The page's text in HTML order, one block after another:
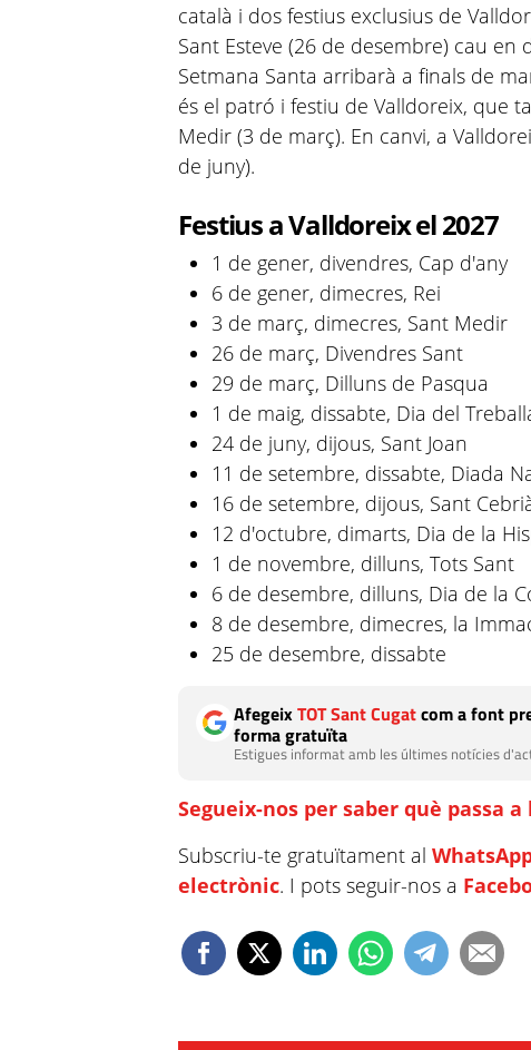
català i dos festius exclusius de
Sant Esteve (26 de desembre) cau en
Setmana Santa arribarà a finals de
és el patró i festiu de Valldoreix, que
Medir (3 de març). En canvi, a
de juny).
Festius a Valldoreix el 2027
1 de gener, divendres, Cap d'any
6 de gener, dimecres, Rei
3 de març, dimecres, Sant Medir
26 de març, Divendres Sant
29 de març, Dilluns de Pasqua
1 de maig, dissabte, Dia del
24 de juny, dijous, Sant Joan
11 de setembre, dissabte, Diada
16 de setembre, dijous, Sant
12 d'octubre, dimarts, Dia de la
1 de novembre, dilluns, Tots Sant
6 de desembre, dilluns, Dia de la
8 de desembre, dimecres, la
25 de desembre, dissabte
AfegeixTOT Sant Cugatcom a font
forma gratuïta
Estigues informat amb les últimes notícies
Segueix-nos per saber què passa
Subscriu-te gratuïtament al
electrònic. I pots seguir-nos a